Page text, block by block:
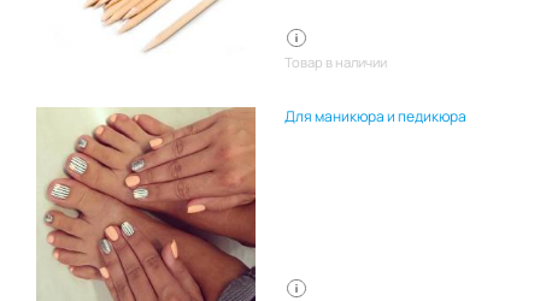
Товар в наличии
Для маникюра и педикюра